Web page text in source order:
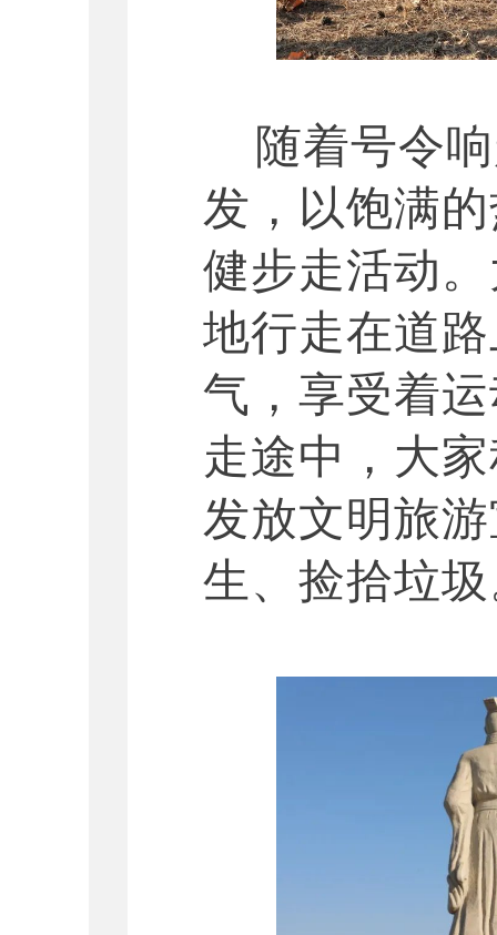
随着号令
发，以饱满
健步走活动
地行走在道
气，享受着
走途中，大
发放文明旅
生、捡拾垃